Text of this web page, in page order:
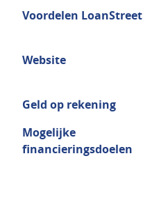
Voordelen LoanStreet
Website
Geld op rekening
Mogelijke
financieringsdoelen